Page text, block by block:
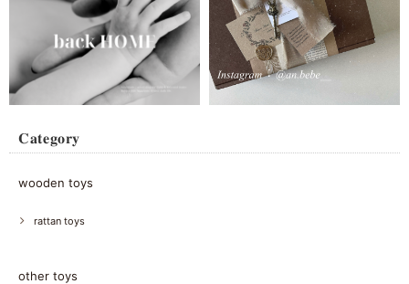
𝐂𝐚𝐭𝐞𝐠𝐨𝐫𝐲
wooden toys
rattan toys
other toys